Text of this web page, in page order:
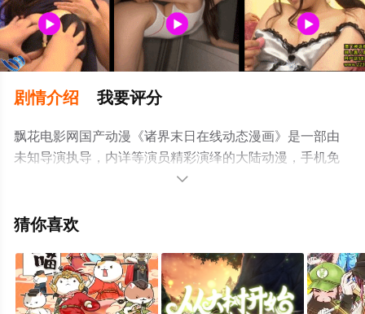
剧情介绍 我要评分
飘花电影网国产动漫《诸界末日在线动态漫画》是一部由
未知导演执导，内详等演员精彩演绎的大陆动漫，手机免
费观看高清未删减完整版动漫全集就上飘花影院，更多相

猜你喜欢